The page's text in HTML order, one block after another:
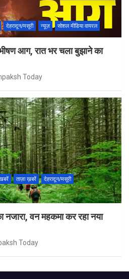
देहरादून/मसूरी न्यूज़ सोशल मीडिया वायरल
आग, रात भर चला बुझाने का
Today
ताज़ा ख़बरें
देहरादून/मसूरी
नजारा, वन महकमा कर रहा नया
Today